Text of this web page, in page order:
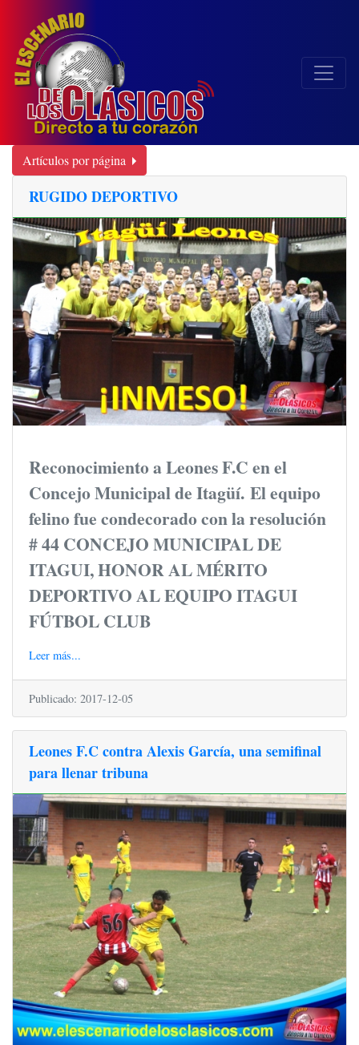
Artículos por página
RUGIDO DEPORTIVO
Reconocimiento a Leones F.C en el
Concejo Municipal de Itagüí. El equipo
felino fue condecorado con la resolución
# 44 CONCEJO MUNICIPAL DE
ITAGUI, HONOR AL MÉRITO
DEPORTIVO AL EQUIPO ITAGUI
FÚTBOL CLUB
Leer más...
Publicado: 2017-12-05
Leones F.C contra Alexis García, una semifinal
para llenar tribuna